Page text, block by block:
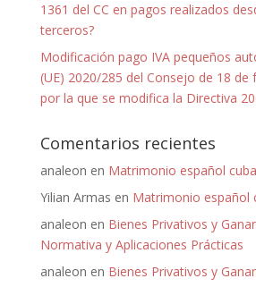
1361 del CC en pagos realizados
terceros?
Modificación pago IVA pequeños
(UE) 2020/285 del Consejo de 18 de
por la que se modifica la Directiva
Comentarios recientes
analeon en Matrimonio español
Yilian Armas en Matrimonio español
analeon en Bienes Privativos y
Normativa y Aplicaciones Prácticas
analeon en Bienes Privativos y